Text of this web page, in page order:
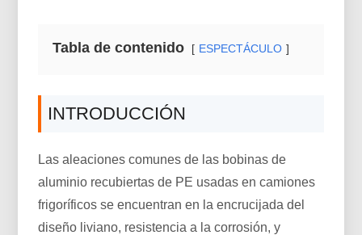
Tabla de contenido ESPECTÁCULO
INTRODUCCIÓN
Las aleaciones comunes de las bobinas de
aluminio recubiertas de PE usadas en camiones
frigoríficos se encuentran en la encrucijada del
diseño liviano, resistencia a la corrosión, y